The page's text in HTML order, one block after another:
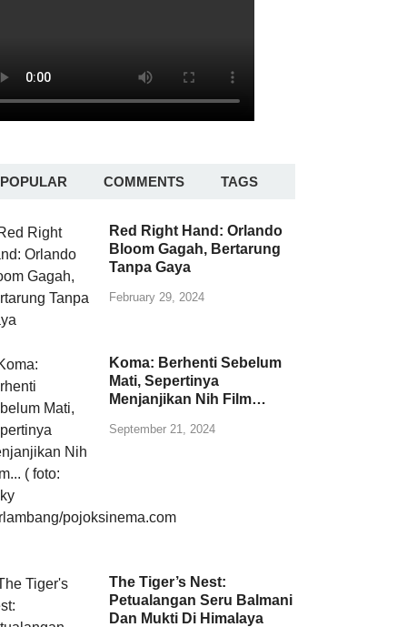
POPULAR COMMENTS TAGS
Red Right Hand: Orlando
Bloom Gagah, Bertarung
Tanpa Gaya
February 29, 2024
Koma: Berhenti Sebelum
Mati, Sepertinya
Menjanjikan Nih Film…
September 21, 2024
The Tiger’s Nest:
Petualangan Seru Balmani
Dan Mukti Di Himalaya